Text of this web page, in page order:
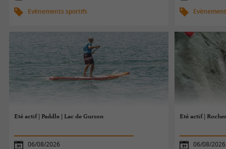
Evènements sportifs
Eté actif | Paddle | Lac de Gurson
06/08/2026
Eté actif |
06/08/2026